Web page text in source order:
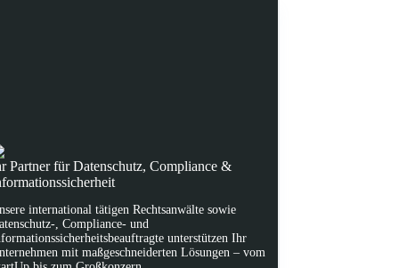
Partner für Datenschutz, Compliance &
international tätigen Rechtsanwälte sowie
, Compliance- und
unterstützen Ihr
mit maßgeschneiderten Lösungen – vom